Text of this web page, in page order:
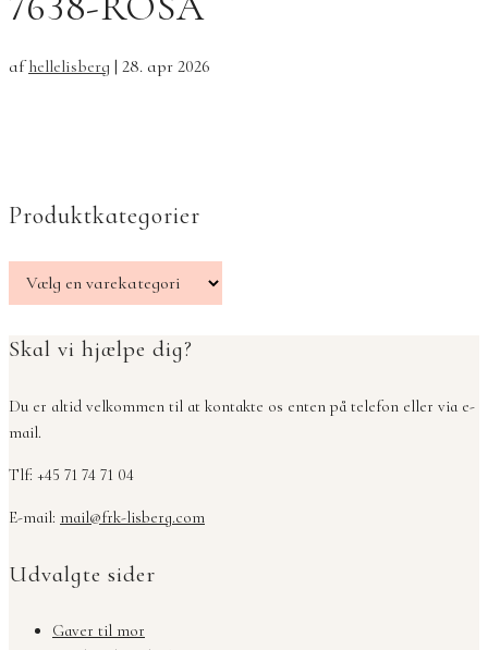
afhellelisberg | 28. apr 2026
Produktkategorier
Skal vi hjælpe dig?
Du er altid velkommen til at kontakte os enten på telefon eller via e-
mail.
Tlf: +45 71 74 71 04
E-mail: mail@frk-lisberg.com
Udvalgte sider
Gaver til mor